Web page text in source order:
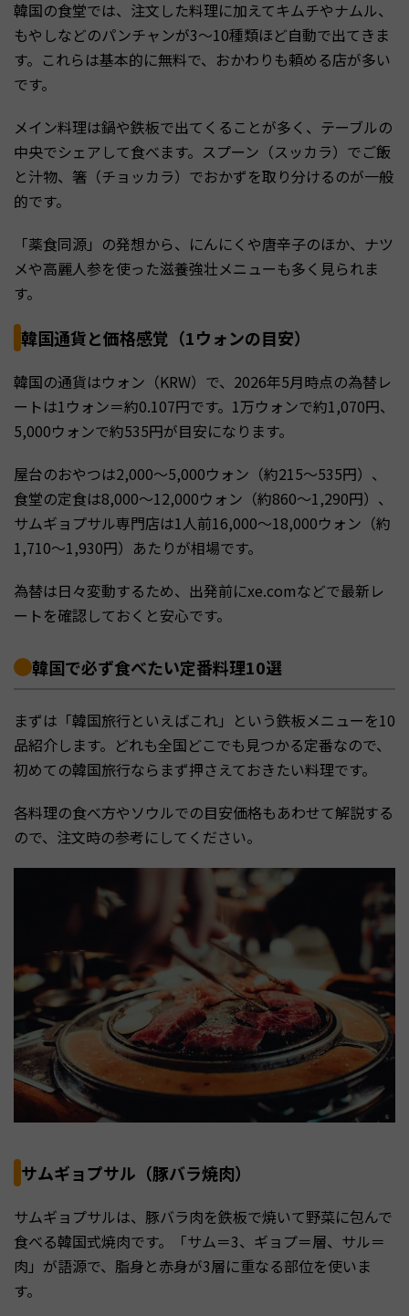
韓国の食堂では、注文した料理に加えてキムチやナムル、
もやしなどのパンチャンが3〜10種類ほど自動で出てきま
す。これらは基本的に無料で、おかわりも頼める店が多い
です。
メイン料理は鍋や鉄板で出てくることが多く、テーブルの
中央でシェアして食べます。スプーン（スッカラ）でご飯
と汁物、箸（チョッカラ）でおかずを取り分けるのが一般
的です。
「薬食同源」の発想から、にんにくや唐辛子のほか、ナツ
メや高麗人参を使った滋養強壮メニューも多く見られま
す。
韓国通貨と価格感覚（1ウォンの目安）
韓国の通貨はウォン（KRW）で、2026年5月時点の為替レ
ートは1ウォン＝約0.107円です。1万ウォンで約1,070円、
5,000ウォンで約535円が目安になります。
屋台のおやつは2,000〜5,000ウォン（約215〜535円）、
食堂の定食は8,000〜12,000ウォン（約860〜1,290円）、
サムギョプサル専門店は1人前16,000〜18,000ウォン（約
1,710〜1,930円）あたりが相場です。
為替は日々変動するため、出発前にxe.comなどで最新レ
ートを確認しておくと安心です。
韓国で必ず食べたい定番料理10選
まずは「韓国旅行といえばこれ」という鉄板メニューを10
品紹介します。どれも全国どこでも見つかる定番なので、
初めての韓国旅行ならまず押さえておきたい料理です。
各料理の食べ方やソウルでの目安価格もあわせて解説する
ので、注文時の参考にしてください。
サムギョプサル（豚バラ焼肉）
サムギョプサルは、豚バラ肉を鉄板で焼いて野菜に包んで
食べる韓国式焼肉です。「サム＝3、ギョプ＝層、サル＝
肉」が語源で、脂身と赤身が3層に重なる部位を使いま
す。